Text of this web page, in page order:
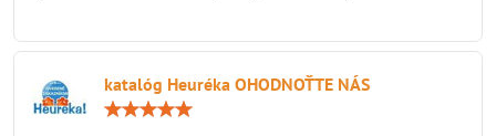
katalóg Heuréka OHODNOŤTE NÁS